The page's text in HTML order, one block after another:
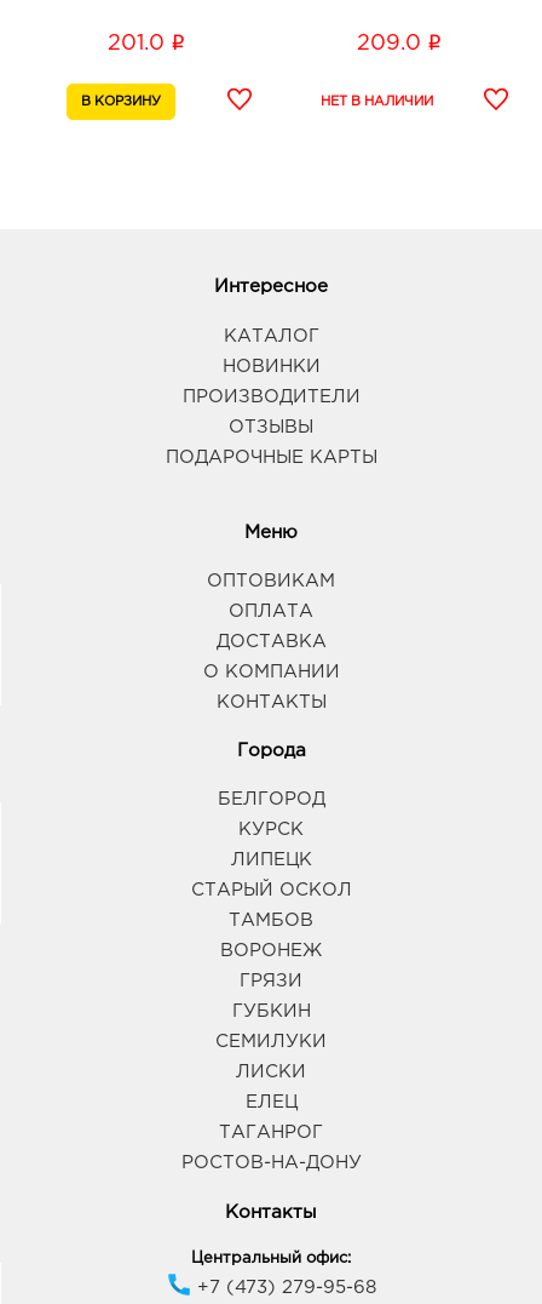
201.0 i 209.0 i
Интересное
КАТАЛОГ
НОВИНКИ
ПРОИЗВОДИТЕЛИ
ОТЗЫВЫ
ПОДАРОЧНЫЕ КАРТЫ
Меню
ОПТОВИКАМ
ОПЛАТА
ДОСТАВКА
О КОМПАНИИ
КОНТАКТЫ
Города
БЕЛГОРОД
КУРСК
ЛИПЕЦК
СТАРЫЙ ОСКОЛ
ТАМБОВ
ВОРОНЕЖ
ГРЯЗИ
ГУБКИН
СЕМИЛУКИ
ЛИСКИ
ЕЛЕЦ
ТАГАНРОГ
РОСТОВ-НА-ДОНУ
Контакты
Центральный офис:
+7 (473) 279-95-68